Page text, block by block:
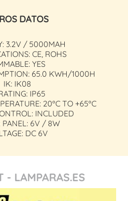
DATOS
3.2V / 5000MAH
CE, ROHS
YES
65.0 KWH/1000H
IK: IK08
IP65
20ºC TO +65ºC
INCLUDED
PANEL: 6V / 8W
DC 6V
- LAMPARAS.ES